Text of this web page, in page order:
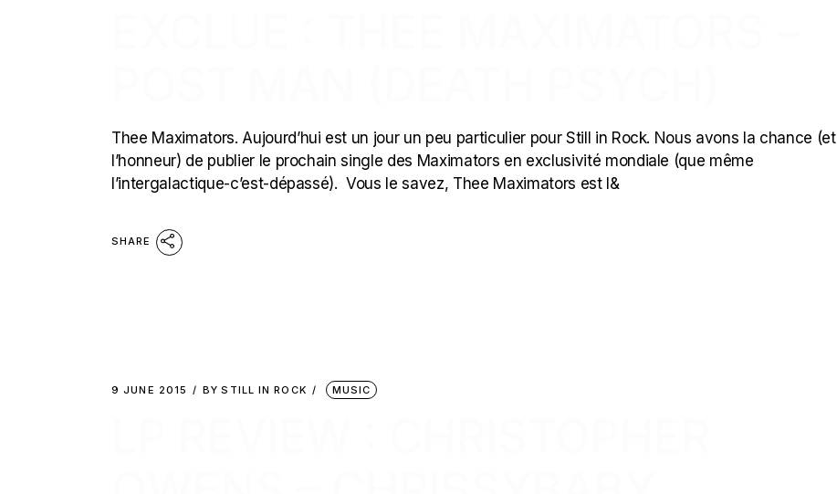
Thee Maximators. Aujourd’hui est un jour un peu particulier pour Still in Rock. Nous avons la chance (et
l’honneur) de publier le prochain single des Maximators en exclusivité mondiale (que même
l’intergalactique-c’est-dépassé). Vous le savez, Thee Maximators est l&
SHARE
9 JUNE 2015 BY STILL IN ROCK MUSIC